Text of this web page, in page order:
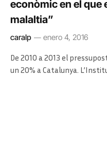
econòmic en el que
malaltia”
caralp enero 4, 2016
De 2010 a 2013 el
un 20% a Catalunya.